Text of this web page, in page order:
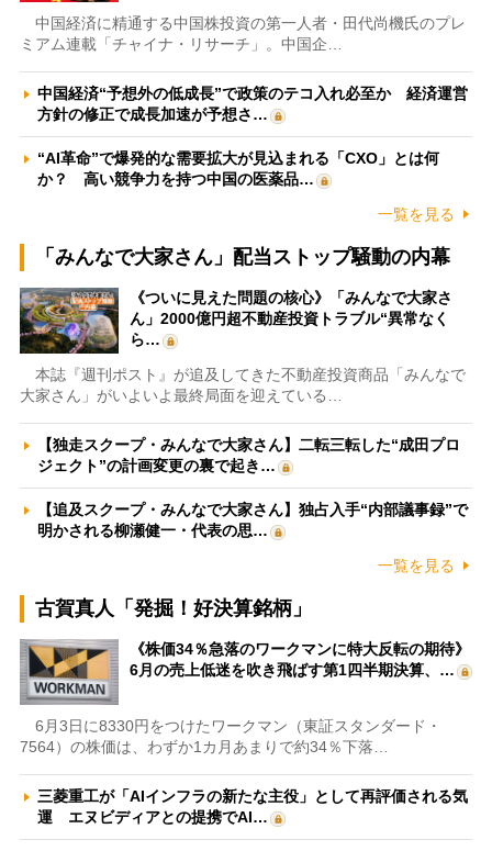
中国経済に精通する中国株投資の第一人者・田代尚機氏のプレ
ミアム連載「チャイナ・リサーチ」。中国企…
中国経済“予想外の低成長”で政策のテコ入れ必至か 経済運営
方針の修正で成長加速が予想さ…
“AI革命”で爆発的な需要拡大が見込まれる「CXO」とは何
か？ 高い競争力を持つ中国の医薬品…
一覧を見る
「みんなで大家さん」配当ストップ騒動の内幕
《ついに見えた問題の核心》「みんなで大家さ
ん」2000億円超不動産投資トラブル“異常なく
ら…
本誌『週刊ポスト』が追及してきた不動産投資商品「みんなで
大家さん」がいよいよ最終局面を迎えている…
【独走スクープ・みんなで大家さん】二転三転した“成田プロ
ジェクト”の計画変更の裏で起き…
【追及スクープ・みんなで大家さん】独占入手“内部議事録”で
明かされる柳瀬健一・代表の思…
一覧を見る
古賀真人「発掘！好決算銘柄」
《株価34％急落のワークマンに特大反転の期待》
6月の売上低迷を吹き飛ばす第1四半期決算、…
6月3日に8330円をつけたワークマン（東証スタンダード・
7564）の株価は、わずか1カ月あまりで約34％下落…
三菱重工が「AIインフラの新たな主役」として再評価される気
運 エヌビディアとの提携でAI…